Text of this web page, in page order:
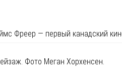
Фреер — первый канадский
Фото Меган Хорхенсен.